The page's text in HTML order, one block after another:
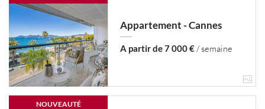
Appartement - Cannes
A partir de 7 000 €/ semaine
NOUVEAUTÉ